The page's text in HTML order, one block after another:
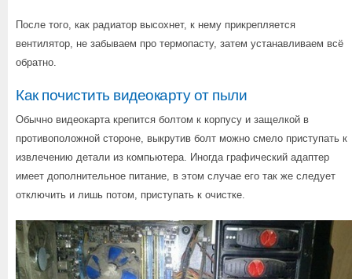
После того, как радиатор высохнет, к нему прикрепляется
вентилятор, не забываем про термопасту, затем устанавливаем всё
обратно.
Как почистить видеокарту от пыли
Обычно видеокарта крепится болтом к корпусу и защелкой в
противоположной стороне, выкрутив болт можно смело приступать к
извлечению детали из компьютера. Иногда графический адаптер
имеет дополнительное питание, в этом случае его так же следует
отключить и лишь потом, приступать к очистке.